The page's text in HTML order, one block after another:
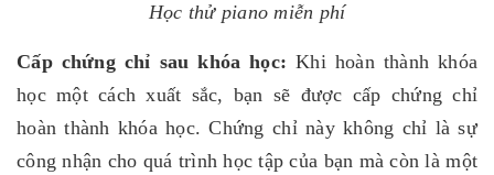
Học thử piano miễn phí
Cấp chứng chỉ sau khóa học: Khi hoàn thành khóa
học một cách xuất sắc, bạn sẽ được cấp chứng chỉ
hoàn thành khóa học. Chứng chỉ này không chỉ là sự
công nhận cho quá trình học tập của bạn mà còn là một